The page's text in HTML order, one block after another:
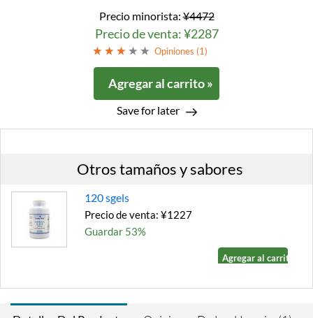
Precio minorista:¥4472
Precio de venta: ¥2287
Opiniones (1)
Agregar al carrito »
Save for later
Otros tamaños y sabores
120 sgels
Precio de venta: ¥1227
Guardar 53%
Agregar al carrito »